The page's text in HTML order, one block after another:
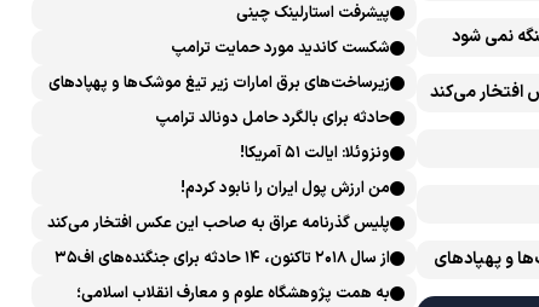
نمی شود
افتخار می‌کند
و پهپادهای
پیشرفت ‏استارلینک چینی
شکست کاندید مورد حمایت ترامپ
زیرساخت‌های برق امارات زیر تیغ موشک‌ها و پهپادهای
ایران است
حادثه برای بالگرد حامل دونالد ترامپ
ونزوئلا: ایالت ۵۱ آمریکا!
من ارزش پول ایران را نابود کردم!
پلیس گذرنامه عراق به صاحب این عکس افتخار می‌کند
از سال ۲۰۱۸ تاکنون، ۱۴ حادثه برای جنگنده‌های اف۳۵
آمریکایی رخ داده است
به همت پژوهشگاه علوم و معارف انقلاب اسلامی؛